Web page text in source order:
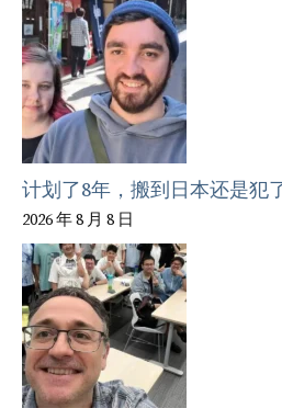
计划了8年，搬到日本还是犯
2026 年 8 月 8 日